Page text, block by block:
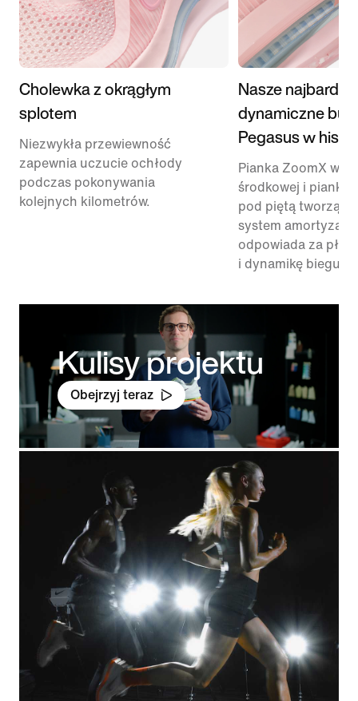
Cholewka z okrągłym
splotem
Niezwykła przewiewność
zapewnia uczucie ochłody
podczas pokonywania
kolejnych kilometrów.
Nasze
dynamiczne
Pegasus w
Pianka ZoomX w
środkowej i pianka
pod piętą tworzą
system
odpowiada za
i dynamikę biegu.
Kulisy projektu
Obejrzyj teraz